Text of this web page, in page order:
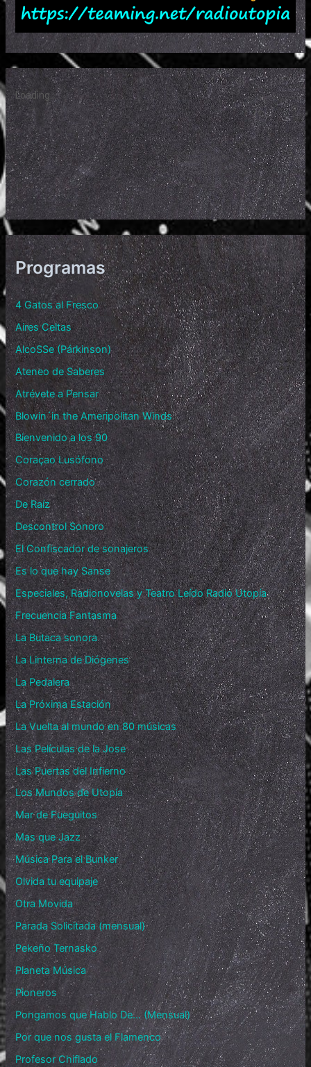
Programas
4 Gatos al Fresco
Aires Celtas
AlcoSSe (Párkinson)
Ateneo de Saberes
Atrévete a Pensar
Blowin´in the Ameripolitan Winds
Bienvenido a los 90
Coraçao Lusófono
Corazón cerrado
De Raíz
Descontrol Sonoro
El Confiscador de sonajeros
Es lo que hay Sanse
Especiales, Radionovelas y Teatro Leído Radio Utopía
Frecuencia Fantasma
La Butaca sonora
La Linterna de Diógenes
La Pedalera
La Próxima Estación
La Vuelta al mundo en 80 músicas
Las Películas de la Jose
Las Puertas del Infierno
Los Mundos de Utopía
Mar de Fueguitos
Mas que Jazz
Música Para el Bunker
Olvida tu equipaje
Otra Movida
Parada Solicitada (mensual)
Pekeño Ternasko
Planeta Música
Pioneros
Pongamos que Hablo De… (Mensual)
Por que nos gusta el Flamenco
Profesor Chiflado